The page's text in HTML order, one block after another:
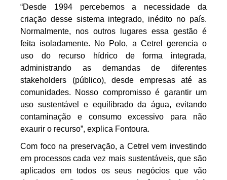
“Desde 1994 percebemos a necessidade da
criação desse sistema integrado, inédito no país.
Normalmente, nos outros lugares essa gestão é
feita isoladamente. No Polo, a Cetrel gerencia o
uso do recurso hídrico de forma integrada,
administrando as demandas de diferentes
stakeholders (público), desde empresas até as
comunidades. Nosso compromisso é garantir um
uso sustentável e equilibrado da água, evitando
contaminação e consumo excessivo para não
exaurir o recurso”, explica Fontoura.
Com foco na preservação, a Cetrel vem investindo
em processos cada vez mais sustentáveis, que são
aplicados em todos os seus negócios que vão